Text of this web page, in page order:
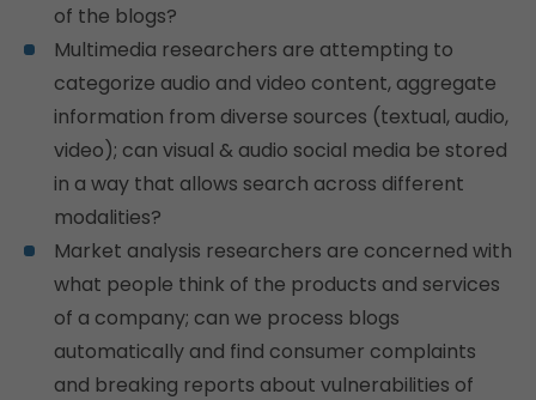
of the blogs?
Multimedia researchers are attempting to
categorize audio and video content, aggregate
information from diverse sources (textual, audio,
video); can visual & audio social media be stored
in a way that allows search across different
modalities?
Market analysis researchers are concerned with
what people think of the products and services
of a company; can we process blogs
automatically and find consumer complaints
and breaking reports about vulnerabilities of